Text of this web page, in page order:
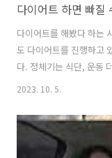
다이어트 하면 빠질
다이어트를 해봤다 하는
도 다이어트를 진행하고
다. 정체기는 식단, 운동
행하면 자연히 풀릴 수도
빙전문가가 소개한 방법
-11.3kg 의 감량 효과가
것이 좋다. (체내부하가
2023. 10. 5.